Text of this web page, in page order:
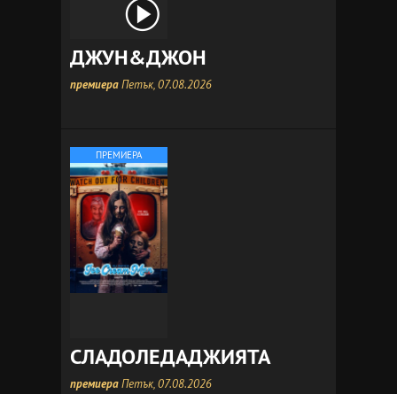
ДЖУН&ДЖОН
премиераПетък, 07.08.2026
ПРЕМИЕРА
СЛАДОЛЕДАДЖИЯТА
премиераПетък, 07.08.2026